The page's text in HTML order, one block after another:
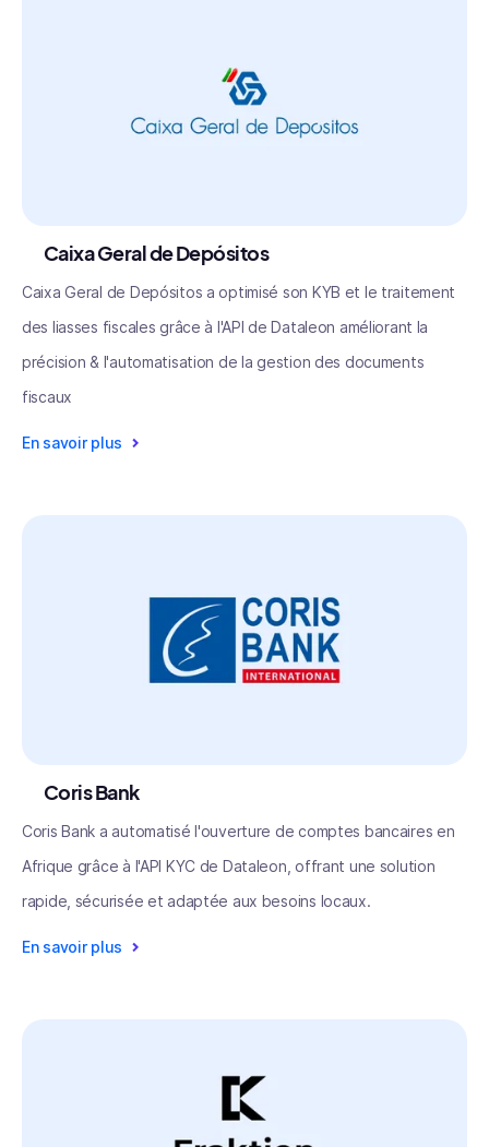
Caixa Geral de Depósitos
Caixa Geral de Depósitos a optimisé son KYB et le traitement
des liasses fiscales grâce à l'API de Dataleon améliorant la
précision & l'automatisation de la gestion des documents
fiscaux
En savoir plus
Coris Bank
Coris Bank a automatisé l'ouverture de comptes bancaires en
Afrique grâce à l'API KYC de Dataleon, offrant une solution
rapide, sécurisée et adaptée aux besoins locaux.
En savoir plus